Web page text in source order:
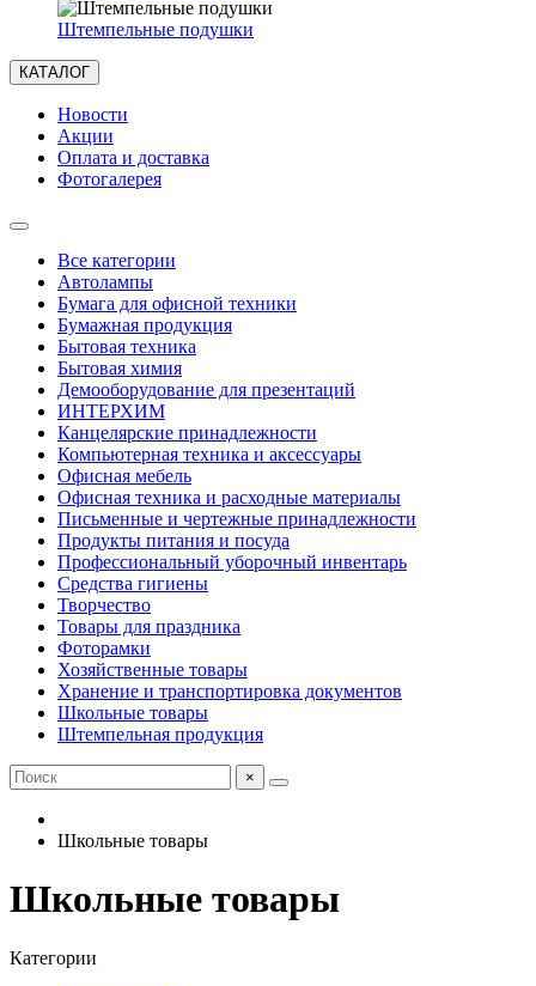
Штемпельные подушки
КАТАЛОГ
Новости
Акции
Оплата и доставка
Фотогалерея
Все категории
Автолампы
Бумага для офисной техники
Бумажная продукция
Бытовая техника
Бытовая химия
Демооборудование для презентаций
ИНТЕРХИМ
Канцелярские принадлежности
Компьютерная техника и аксессуары
Офисная мебель
Офисная техника и расходные материалы
Письменные и чертежные принадлежности
Продукты питания и посуда
Профессиональный уборочный инвентарь
Средства гигиены
Творчество
Товары для праздника
Фоторамки
Хозяйственные товары
Хранение и транспортировка документов
Школьные товары
Штемпельная продукция
×
Школьные товары
Школьные товары
Категории